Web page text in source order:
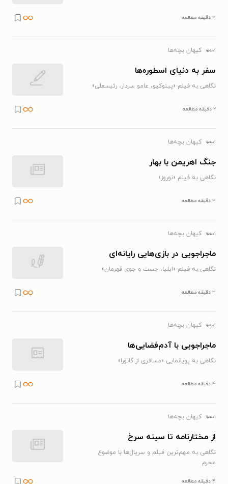
۳ دقیقه مطالعه
کیهان بچه‌ها
سفر به دنیای اسطوره‌ها
نگاهی به فیلم «پینوکیو، عامو سردار، رئیسعلی»
۲ دقیقه مطالعه
کیهان بچه‌ها
جنگ اهریمن با بهار
نگاهی به فیلم «نوروز»
۳ دقیقه مطالعه
کیهان بچه‌ها
ماجراجویی در بازی‌هایی رایانه‌ای
نگاهی به فیلم «ایلیا، جست و جوی قهرمان»
۳ دقیقه مطالعه
کیهان بچه‌ها
ماجراجویی با آدم‌فضایی‌ها
نگاهی به پویانمایی «مسافری از گانورا»
۴ دقیقه مطالعه
کیهان بچه‌ها
از مختارنامه تا سینه سرخ
نگاهی به مهم‌ترین فیلم و سریال‌ها با موضوع
محرم
۴ دقیقه مطالعه